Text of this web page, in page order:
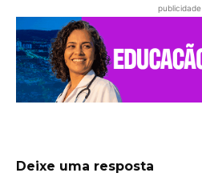
publicidade
Deixe uma resposta